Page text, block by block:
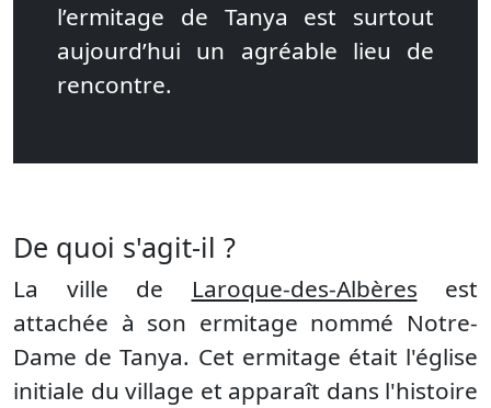
l’ermitage de Tanya est surtout
aujourd’hui un agréable lieu de
rencontre.
De quoi s'agit-il ?
La ville de Laroque-des-Albères est
attachée à son ermitage nommé Notre-
Dame de Tanya. Cet ermitage était l'église
initiale du village et apparaît dans l'histoire